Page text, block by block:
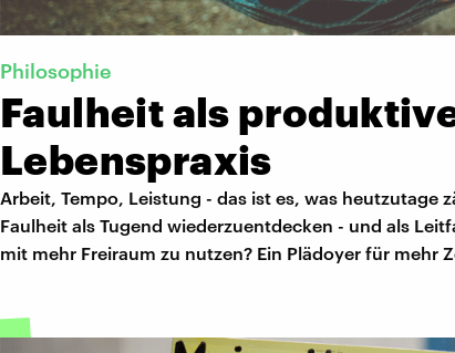
Philosophie
Faulheit als
Lebenspraxis
Arbeit, Tempo, Leistung - das ist es, was heutzutage
Faulheit als Tugend wiederzuentdecken - und als
mit mehr Freiraum zu nutzen? Ein Plädoyer für mehr